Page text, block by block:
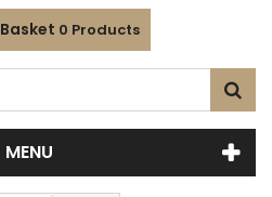
Basket 0 Products
MENU